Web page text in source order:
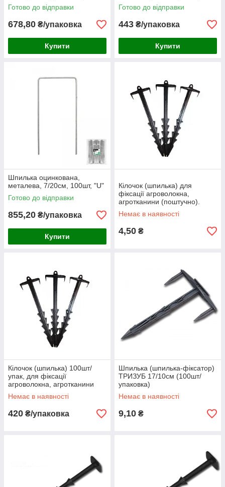
Готово до відправки
678,80 ₴/упаковка
Купити
Готово до відправки
443 ₴/упаковка
Купити
Шпилька оцинкована,
металева, 7/20см, 100шт, "U"
Готово до відправки
855,20 ₴/упаковка
Купити
Кілочок (шпилька) для
фіксації агроволокна,
агротканини (поштучно).
Немає в наявності
4,50 ₴
Кілочок (шпилька) 100шт/
упак, для фіксації
агроволокна, агротканини
Немає в наявності
420 ₴/упаковка
Шпилька (шпилька-фіксатор)
ТРИЗУБ 17/10см (100шт/
упаковка)
Немає в наявності
9,10 ₴